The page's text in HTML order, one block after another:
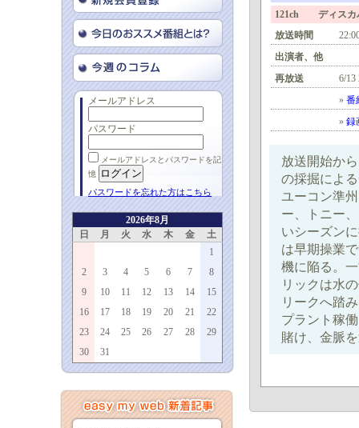
メールアドレス
パスワード
メールアドレスとパスワードを記
憶
パスワードを忘れた方はこちら
2026年8月
日
月 火 水 木 金
土
1
2
3 4 5 6 7
8
9
10 11 12 13 14
15
16
17 18 19 20 21
22
23
24 25 26 27 28
29
30
31
121ch ディスカ
放送時間
出演者、他
再放送
6/
» 番
» 録
放送開始か
の採掘によ
ユーコン準
ー、トニー
いシーズン
は早期操業
機に陥る。
リックは水
リークへ踏
プラント稼
賭け、金脈